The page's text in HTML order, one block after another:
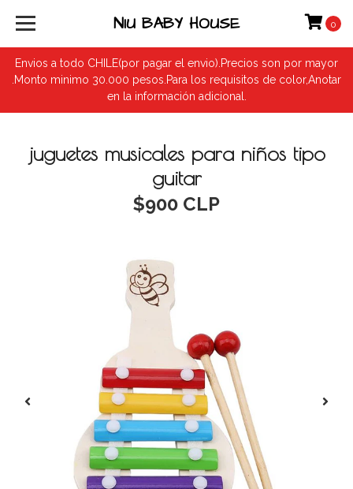
Envios a todo CHILE(por pagar el envio).Precios son por mayor
.Monto minimo 30.000 pesos.Para los requisitos de color,Anotar
en la información adicional.
NIU BABY HOUSE 0
juguetes musicales para niños tipo
guitar
$900 CLP